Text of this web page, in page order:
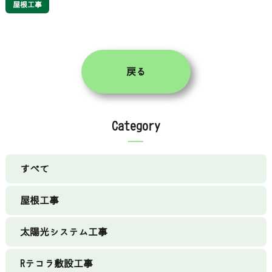
屋根工事
戻る
Category
すべて
屋根工事
太陽光システム工事
Rテコラ敷設工事